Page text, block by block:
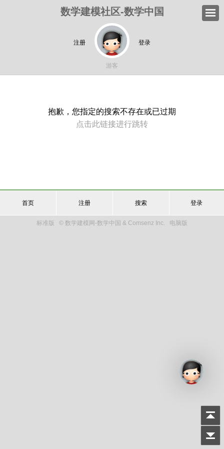
数学建模社区-数学中国
注册 登录
游客
抱歉，您指定的搜索不存在或已过期
点击此链接进行跳转
首页 注册 搜索 登录
标准版 © 数学建模网-数学中国 & Comsenz Inc. 电脑版